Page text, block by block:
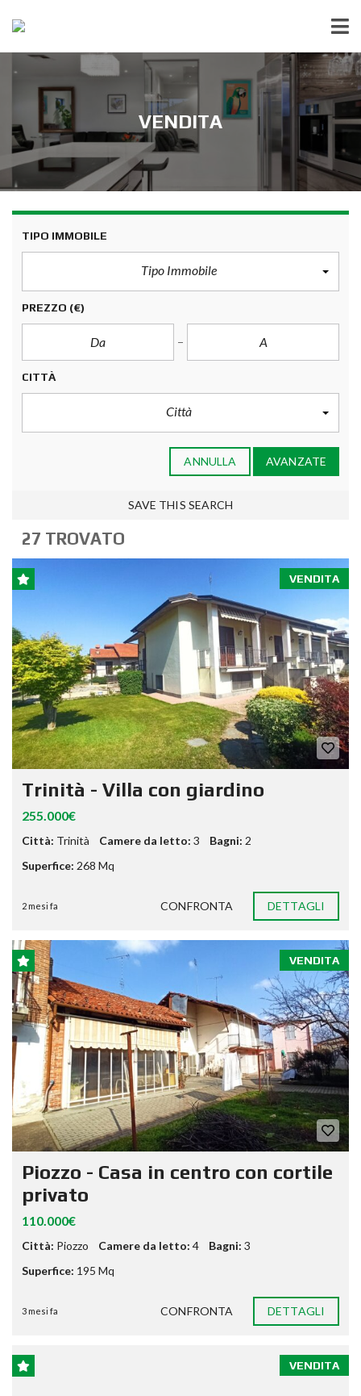
VENDITA
TIPO IMMOBILE
Tipo Immobile
PREZZO (€)
CITTÀ
Città
ANNULLA AVANZATE
SAVE THIS SEARCH
27 TROVATO
VENDITA
Trinità - Villa con giardino
255.000€
Città: Trinità Camere da letto: 3 Bagni: 2
Superfice: 268 Mq
2 mesi fa CONFRONTA DETTAGLI
VENDITA
Piozzo - Casa in centro con cortile
privato
110.000€
Città: Piozzo Camere da letto: 4 Bagni: 3
Superfice: 195 Mq
3 mesi fa CONFRONTA DETTAGLI
VENDITA